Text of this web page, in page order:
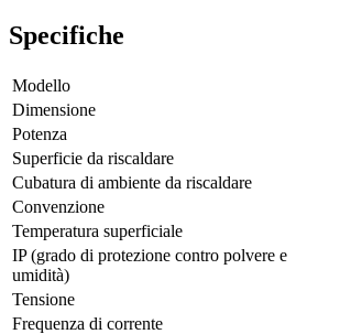
Specifiche
Modello
Dimensione
Potenza
Superficie da riscaldare
Cubatura di ambiente da riscaldare
Convenzione
Temperatura superficiale
IP (grado di protezione contro polvere e
umidità)
Tensione
Frequenza di corrente